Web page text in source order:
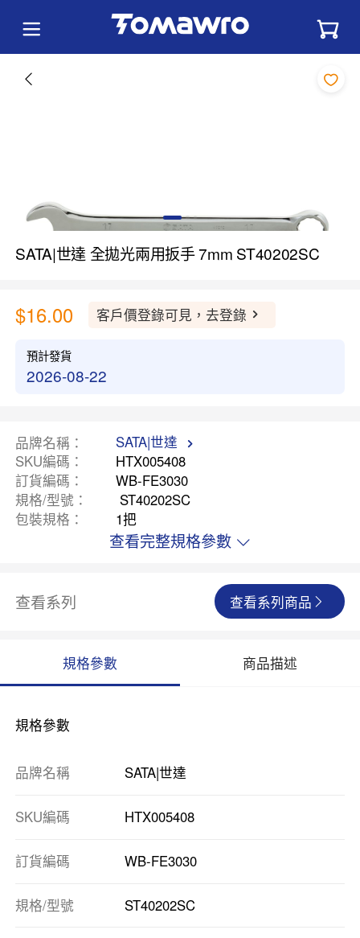
SATA|世達 全拋光兩用扳手 7mm ST40202SC
$16.00 客戶價登錄可見，去登錄
預計發貨
2026-08-22
品牌名稱
SATA|世達
SKU編碼
HTX005408
訂貨編碼
WB-FE3030
規格/型號
ST40202SC
包裝規格
1把
查看完整規格參數
查看系列 查看系列商品
規格參數 商品描述
規格參數
品牌名稱 SATA|世達
SKU編碼 HTX005408
訂貨編碼 WB-FE3030
規格/型號 ST40202SC